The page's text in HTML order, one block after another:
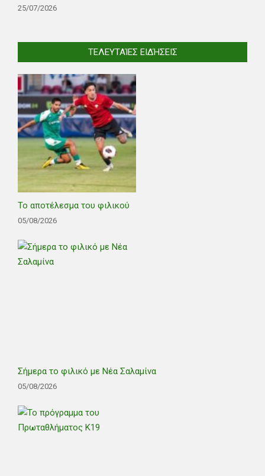
25/07/2026
ΤΕΛΕΥΤΑΊΕΣ ΕΙΔΉΣΕΙΣ
Το αποτέλεσμα του φιλικού
05/08/2026
Σήμερα το φιλικό με Νέα Σαλαμίνα
05/08/2026